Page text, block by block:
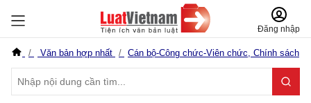
Đăng nhập
Văn bản hợp nhất Cán bộ-Công chức-Viên chức, Chính sách